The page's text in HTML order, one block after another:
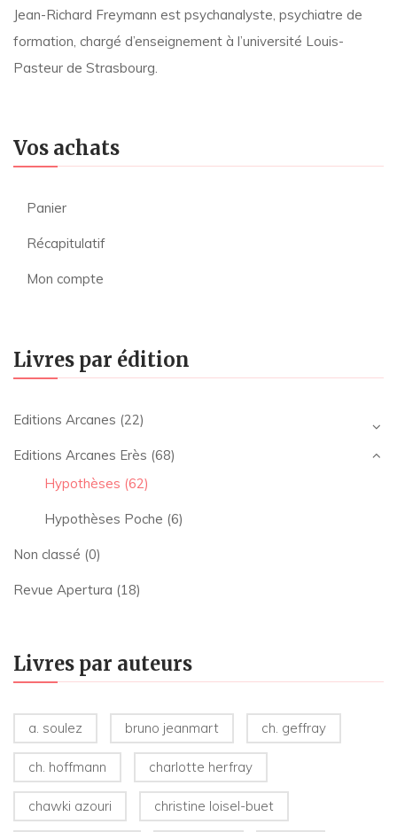
Jean-Richard Freymann est psychanalyste, psychiatre de
formation, chargé d’enseignement à l’université Louis-
Pasteur de Strasbourg.
Vos achats
Panier
Récapitulatif
Mon compte
Livres par édition
Editions Arcanes (22)
Editions Arcanes Erès (68)
Hypothèses (62)
Hypothèses Poche (6)
Non classé (0)
Revue Apertura (18)
Livres par auteurs
a. soulez bruno jeanmart ch. geffray
ch. hoffmann charlotte herfray
chawki azouri christine loisel-buet